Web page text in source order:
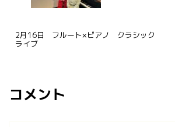
2月16日 フルート×ピアノ クラシック
ライブ
コメント